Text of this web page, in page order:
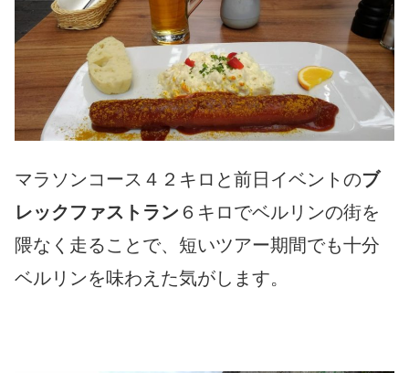
マラソンコース４２キロと前日イベントのブ
レックファストラン ６キロでベルリンの街を
隈なく走ることで、短いツアー期間でも十分
ベルリンを味わえた気がします。